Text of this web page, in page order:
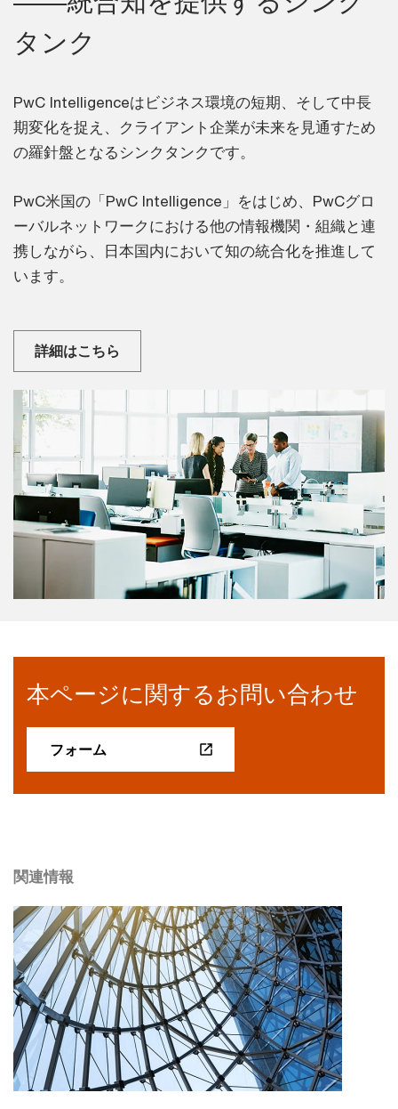
タンク
PwC Intelligenceはビジネス環境の短期、そして中長
期変化を捉え、クライアント企業が未来を見通すため
の羅針盤となるシンクタンクです。
PwC米国の「PwC Intelligence」をはじめ、PwCグロ
ーバルネットワークにおける他の情報機関・組織と連
携しながら、日本国内において知の統合化を推進して
います。
詳細はこちら
本ページに関するお問い合わせ
フォーム
関連情報